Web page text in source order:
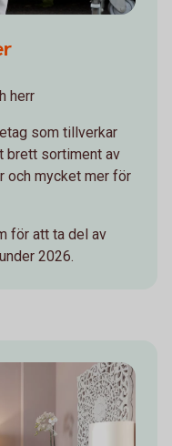
herr
som tillverkar
brett sortiment av
och mycket mer för
för att ta del av
2026.